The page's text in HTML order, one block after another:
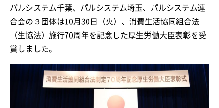
パルシステム千葉、パルシステム埼玉、パルシステム連
合会の３団体は10月30日（火）、消費生活協同組合法
（生協法）施行70周年を記念した厚生労働大臣表彰を受
賞しました。